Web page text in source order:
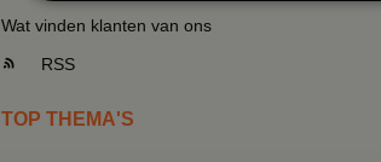
Wat vinden klanten van ons
RSS
TOP THEMA'S